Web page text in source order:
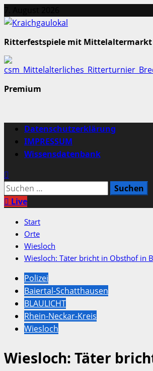
Inhalt
Ritterfestspiele mit
Premium
Primäres
Menü
Datenschutzerklärung
IMPRESSUM
Wissensdatenbank
Suchen
nach:
Live
Start
Orte
Wiesloch
Wiesloch: Täter bricht in Obsthof in
Polizei
Baiertal-Schatthausen
BLAULICHT
Rhein-Neckar-Kreis
Wiesloch
Wiesloch: Täter